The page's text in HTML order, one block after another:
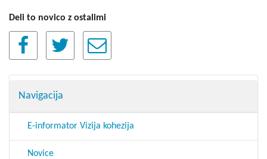
Deli to novico z ostalimi
Navigacija
E-informator Vizija kohezija
Novice